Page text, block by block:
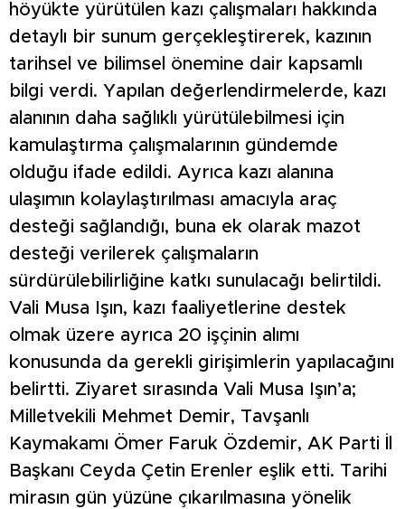
höyükte yürütülen kazı çalışmaları hakkında
detaylı bir sunum gerçekleştirerek, kazının
tarihsel ve bilimsel önemine dair kapsamlı
bilgi verdi. Yapılan değerlendirmelerde, kazı
alanının daha sağlıklı yürütülebilmesi için
kamulaştırma çalışmalarının gündemde
olduğu ifade edildi. Ayrıca kazı alanına
ulaşımın kolaylaştırılması amacıyla araç
desteği sağlandığı, buna ek olarak mazot
desteği verilerek çalışmaların
sürdürülebilirliğine katkı sunulacağı belirtildi.
Vali Musa Işın, kazı faaliyetlerine destek
olmak üzere ayrıca 20 işçinin alımı
konusunda da gerekli girişimlerin yapılacağını
belirtti. Ziyaret sırasında Vali Musa Işın’a;
Milletvekili Mehmet Demir, Tavşanlı
Kaymakamı Ömer Faruk Özdemir, AK Parti İl
Başkanı Ceyda Çetin Erenler eşlik etti. Tarihi
mirasın gün yüzüne çıkarılmasına yönelik